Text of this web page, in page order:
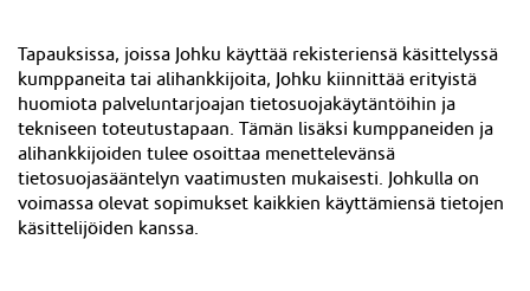
Tapauksissa, joissa Johku käyttää rekisteriensä käsittelyssä
kumppaneita tai alihankkijoita, Johku kiinnittää erityistä
huomiota palveluntarjoajan tietosuojakäytäntöihin ja
tekniseen toteutustapaan. Tämän lisäksi kumppaneiden ja
alihankkijoiden tulee osoittaa menettelevänsä
tietosuojasääntelyn vaatimusten mukaisesti. Johkulla on
voimassa olevat sopimukset kaikkien käyttämiensä tietojen
käsittelijöiden kanssa.